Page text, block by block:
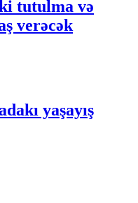
tutulma və
verəcək
yaşayış